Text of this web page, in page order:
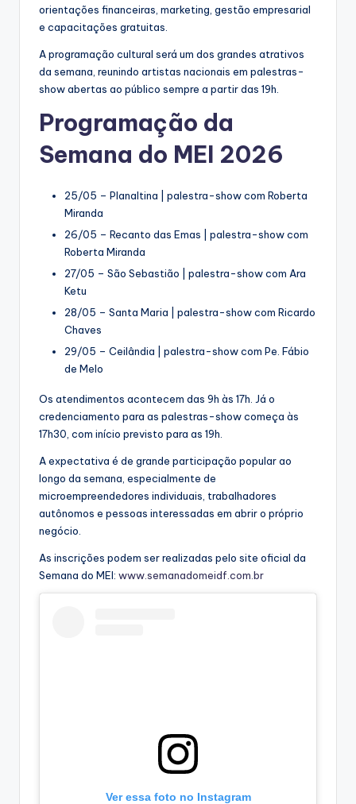
orientações financeiras, marketing, gestão empresarial
e capacitações gratuitas.
A programação cultural será um dos grandes atrativos
da semana, reunindo artistas nacionais em palestras-
show abertas ao público sempre a partir das 19h.
Programação da
Semana do MEI 2026
25/05 – Planaltina | palestra-show com Roberta
Miranda
26/05 – Recanto das Emas | palestra-show com
Roberta Miranda
27/05 – São Sebastião | palestra-show com Ara
Ketu
28/05 – Santa Maria | palestra-show com Ricardo
Chaves
29/05 – Ceilândia | palestra-show com Pe. Fábio
de Melo
Os atendimentos acontecem das 9h às 17h. Já o
credenciamento para as palestras-show começa às
17h30, com início previsto para as 19h.
A expectativa é de grande participação popular ao
longo da semana, especialmente de
microempreendedores individuais, trabalhadores
autônomos e pessoas interessadas em abrir o próprio
negócio.
As inscrições podem ser realizadas pelo site oficial da
Semana do MEI: www.semanadomeidf.com.br
Ver essa foto no Instagram